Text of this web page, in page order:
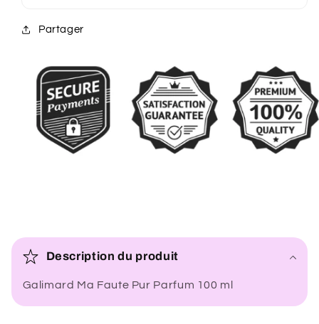
Partager
o
e
Description du produit
Galimard Ma Faute Pur Parfum 100 ml